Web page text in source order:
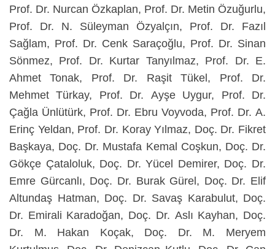
Prof. Dr. Nurcan Özkaplan, Prof. Dr. Metin Özuğurlu,
Prof. Dr. N. Süleyman Özyalçın, Prof. Dr. Fazıl
Sağlam, Prof. Dr. Cenk Saraçoğlu, Prof. Dr. Sinan
Sönmez, Prof. Dr. Kurtar Tanyılmaz, Prof. Dr. E.
Ahmet Tonak, Prof. Dr. Raşit Tükel, Prof. Dr.
Mehmet Türkay, Prof. Dr. Ayşe Uygur, Prof. Dr.
Çağla Ünlütürk, Prof. Dr. Ebru Voyvoda, Prof. Dr. A.
Erinç Yeldan, Prof. Dr. Koray Yılmaz, Doç. Dr. Fikret
Başkaya, Doç. Dr. Mustafa Kemal Coşkun, Doç. Dr.
Gökçe Çataloluk, Doç. Dr. Yücel Demirer, Doç. Dr.
Emre Gürcanlı, Doç. Dr. Burak Gürel, Doç. Dr. Elif
Altundaş Hatman, Doç. Dr. Savaş Karabulut, Doç.
Dr. Emirali Karadoğan, Doç. Dr. Aslı Kayhan, Doç.
Dr. M. Hakan Koçak, Doç. Dr. M. Meryem